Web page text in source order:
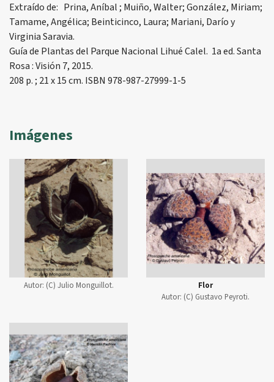
Extraído de: Prina, Aníbal ; Muiño, Walter; González, Miriam;
Tamame, Angélica; Beinticinco, Laura; Mariani, Darío y
Virginia Saravia.
Guía de Plantas del Parque Nacional Lihué Calel. 1a ed. Santa
Rosa : Visión 7, 2015.
208 p. ; 21 x 15 cm. ISBN 978-987-27999-1-5
Imágenes
Autor: (C) Julio Monguillot.
Flor
Autor: (C) Gustavo Peyroti.